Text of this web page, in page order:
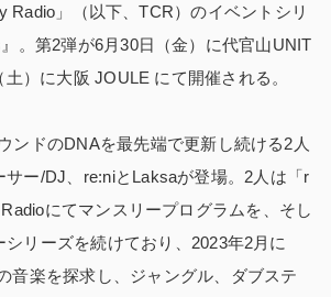
Radio」（以下、TCR）のイベントシリ
。第2弾が6月30日（金）に代官山UNIT
）に大阪 JOULE にて開催される。
ンドのDNAを最先端で更新し続ける2人
サー/DJ、re:niとLaksaが登場。2人は「r
にてマンスリープログラムを、そし
リーズを続けており、2023年2月に
音楽を探求し、ジャングル、ダブステ